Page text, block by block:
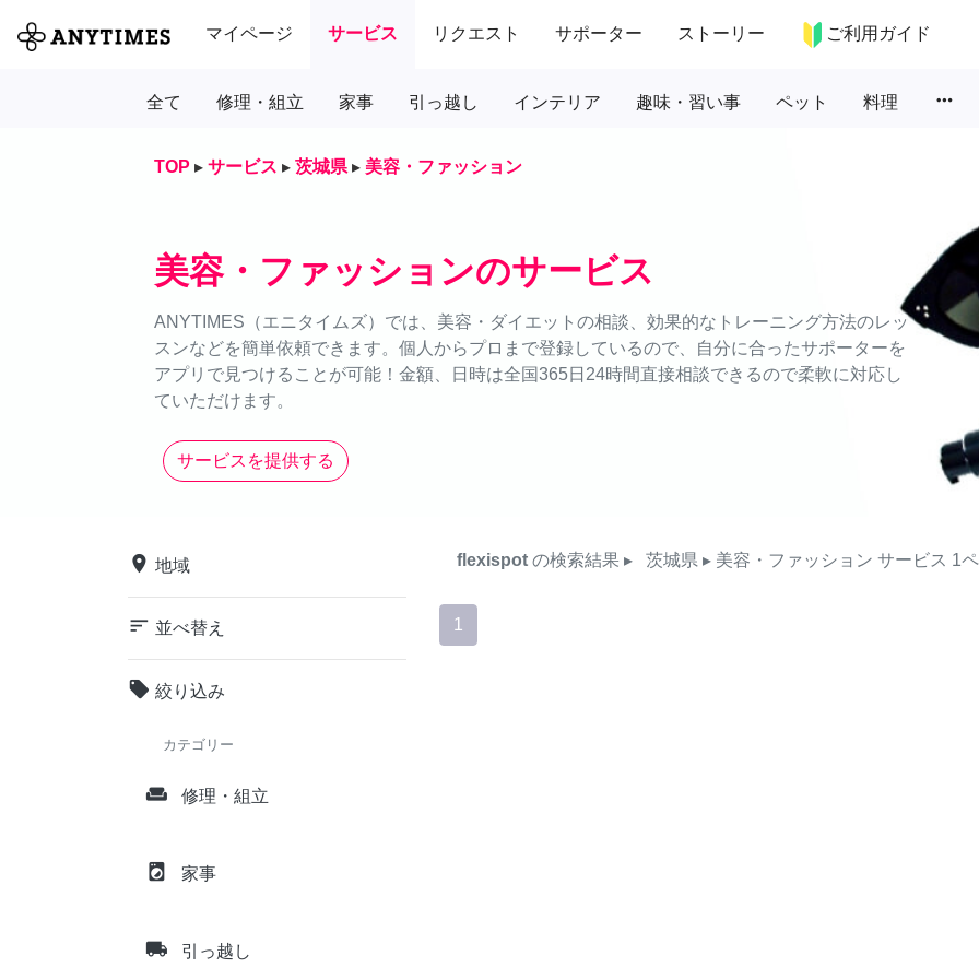
マイページ サービス リクエスト サポーター ストーリー ご利用ガイド
全て 修理・組立 家事 引っ越し インテリア 趣味・習い事 ペット 料理 more_horiz
TOP ▸ サービス ▸ 茨城県 ▸ 美容・ファッション
美容・ファッションのサービス
ANYTIMES（エニタイムズ）では、美容・ダイエットの相談、効果的なトレーニング方法のレッ
スンなどを簡単依頼できます。個人からプロまで登録しているので、自分に合ったサポーターを
アプリで見つけることが可能！金額、日時は全国365日24時間直接相談できるので柔軟に対応し
ていただけます。
サービスを提供する
place 地域
sort 並べ替え
local_offer 絞り込み
カテゴリー
weekend 修理・組立
local_laundry_service 家事
local_shipping 引っ越し
flexispot の検索結果 ▸ 茨城県 ▸ 美容・ファッション サービス 1
1